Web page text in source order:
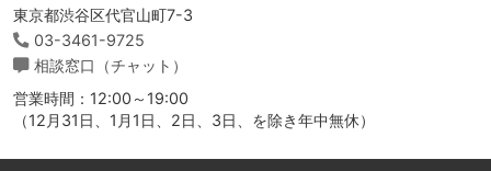
東京都渋谷区代官山町7-3
03-3461-9725
相談窓口（チャット）
営業時間：12:00～19:00
（12月31日、1月1日、2日、3日、を除き年中無休）